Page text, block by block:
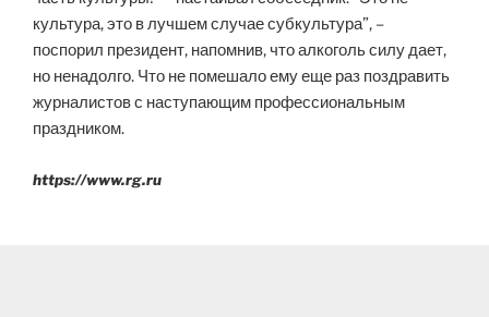
культура, это в лучшем случае субкультура”, –
поспорил президент, напомнив, что алкоголь силу дает,
но ненадолго. Что не помешало ему еще раз поздравить
журналистов с наступающим профессиональным
праздником.
https://www.rg.ru